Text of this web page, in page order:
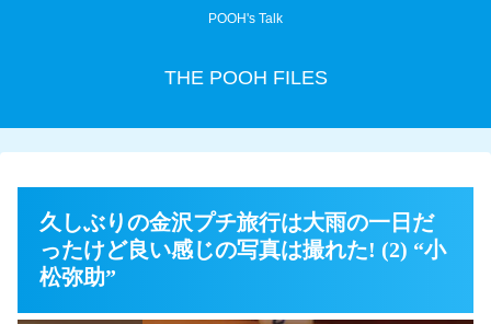
POOH's Talk
THE POOH FILES
久しぶりの金沢プチ旅行は大雨の一日だ
ったけど良い感じの写真は撮れた! (2) “小
松弥助”